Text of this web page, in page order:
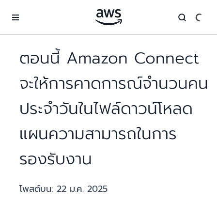
ตอนนี้ Amazon Connect
จะให้การคาดการณ์จำนวนคน
ประจำวันในไฟล์ดาวน์โหลด
แผนความสามารถในการ
รองรับงาน
โพสต์บน: 22 ม.ค. 2025